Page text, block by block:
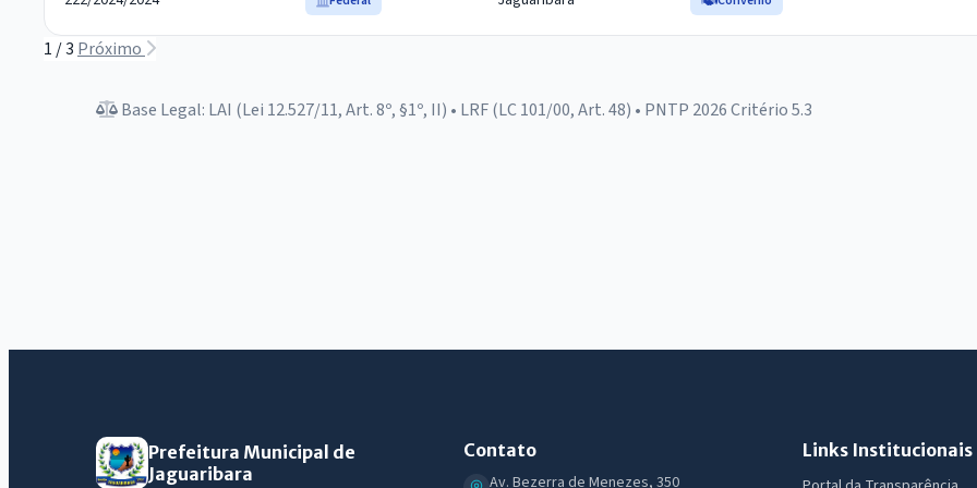
1 / 3 Próximo
Base Legal: LAI (Lei 12.527/11, Art. 8º, §1º, II) • LRF (LC 101/00, Art. 48) • PNTP 2026 Critério 5.3
Prefeitura Municipal de
Jaguaribara
Contato
Av. Bezerra de Menezes, 350
Links Institucionais